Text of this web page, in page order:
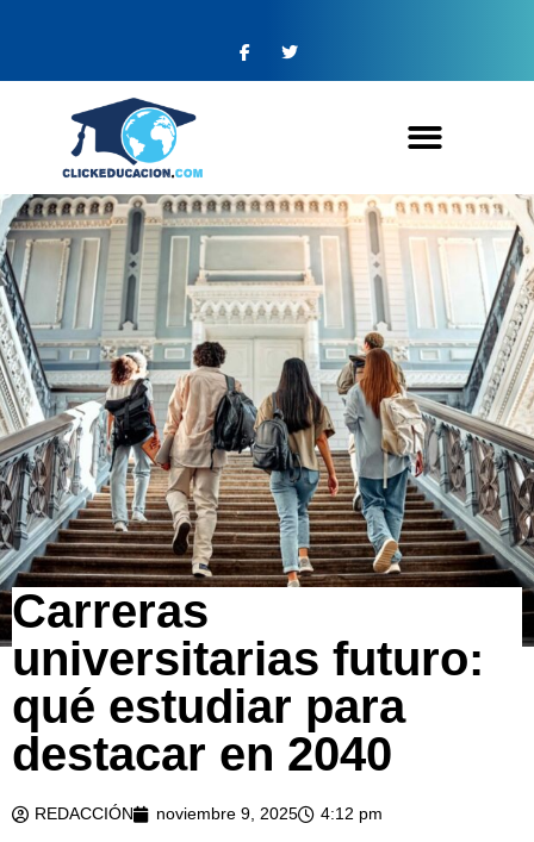
Carreras
universitarias futuro:
qué estudiar para
destacar en 2040
REDACCIÓN noviembre 9, 2025 4:12 pm